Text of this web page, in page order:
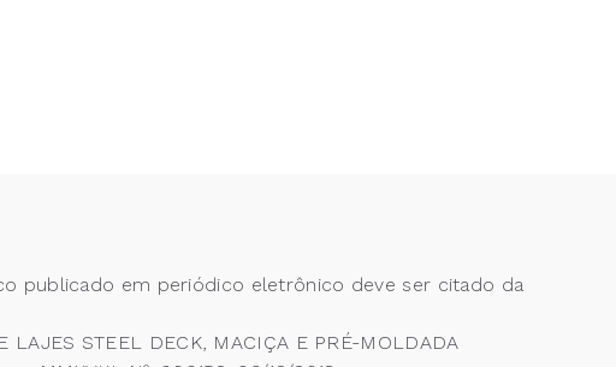
publicado em periódico eletrônico deve ser citado da
LAJES STEEL DECK, MACIÇA E PRÉ-MOLDADA